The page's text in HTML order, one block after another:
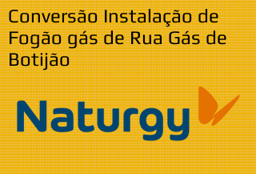
Conversão Instalação de
Fogão gás de Rua Gás de
Botijão